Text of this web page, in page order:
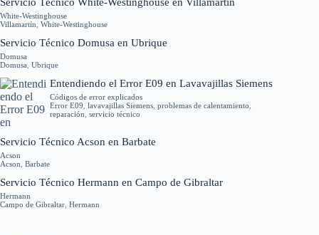
White-Westinghouse
Villamartín White-Westinghouse
Servicio Técnico Domusa en Ubrique
Domusa
Domusa Ubrique
Entendiendo el Error E09 en Lavavajillas Siemens
Códigos de error explicados
Error E09 lavavajillas Siemens problemas de calentamiento
reparación servicio técnico
Servicio Técnico Acson en Barbate
Acson
Acson Barbate
Servicio Técnico Hermann en Campo de Gibraltar
Hermann
Campo de Gibraltar Hermann